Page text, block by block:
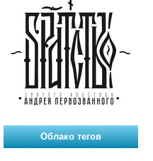
Облако тегов